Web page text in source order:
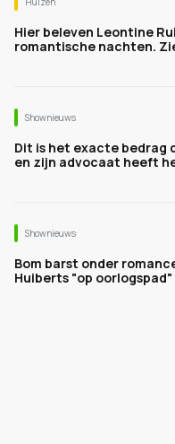
Hier beleven Leontine
romantische nachten.
Shownieuws
Dit is het exacte bedrag
en zijn advocaat heeft
Shownieuws
Bom barst onder
Huiberts "op oorlogspad"